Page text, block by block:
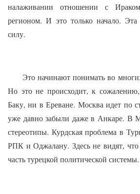
налаживании отношении с
регионом. И это только начало. Эта
силу.
Это начинают понимать во
Но это не происходит, к
Баку, ни в Ереване. Москва идет по
уже давно забыли даже в Анкаре. В
стереотипы. Курдская проблема в
РПК и Оджалану. Здесь не видят,
часть турецкой политической системы.